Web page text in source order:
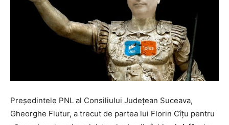
Președintele PNL al Consiliului Județean Suceava,
Gheorghe Flutur, a trecut de partea lui Florin Cîțu pentru